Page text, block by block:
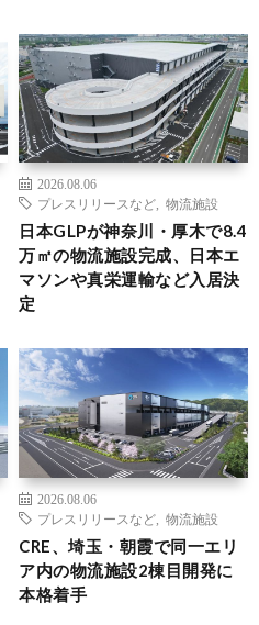
2026.08.06
プレスリリースなど
物流施設
日本GLPが神奈川・厚木で8.4
万㎡の物流施設完成、日本エ
マソンや真栄運輸など入居決
定
2026.08.06
プレスリリースなど
物流施設
CRE、埼玉・朝霞で同一エリ
ア内の物流施設2棟目開発に
本格着手